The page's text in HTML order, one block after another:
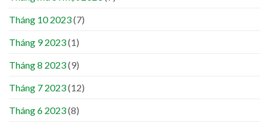
Tháng 10 2023(7)
Tháng 9 2023(1)
Tháng 8 2023(9)
Tháng 7 2023(12)
Tháng 6 2023(8)